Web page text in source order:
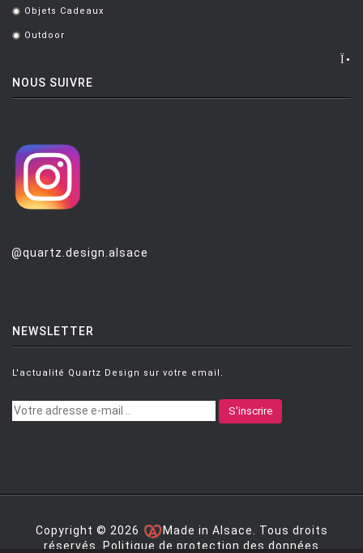
. Objets Cadeaux
. Outdoor
NOUS SUIVRE
@quartz.design.alsace
NEWSLETTER
L'actualité Quartz Design sur votre email.
S'inscrire
Copyright © 2026
Made in Alsace. Tous droits
réservés. Politique de protection des données